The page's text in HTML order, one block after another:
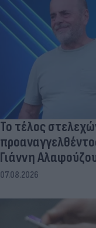
Το τέλος
Γιάννη
07.08.2026